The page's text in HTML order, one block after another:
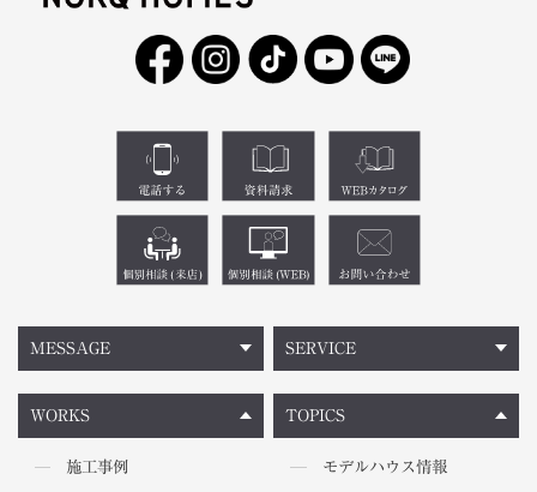
MESSAGE
WORKS
施工事例
TOPICS
モデルハウス情報
SERVICE